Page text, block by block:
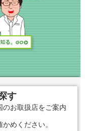
す
のお取扱店をご案内
めください。